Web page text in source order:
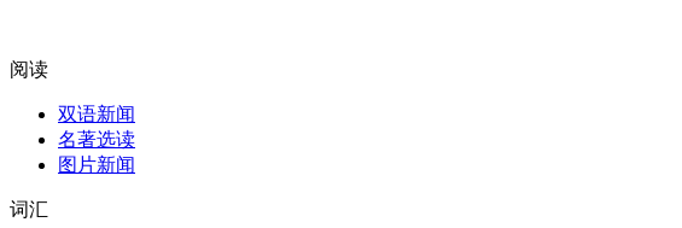
阅读
双语新闻
名著选读
图片新闻
词汇